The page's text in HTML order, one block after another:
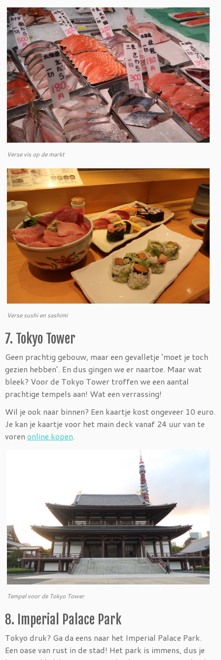
Verse vis op de markt
Verse sushi en sashimi
7. Tokyo Tower
Geen prachtig gebouw, maar een gevalletje ‘moet je toch
gezien hebben’. En dus gingen we er naartoe. Maar wat
bleek? Voor de Tokyo Tower troffen we een aantal
prachtige tempels aan! Wat een verrassing!
Wil je ook naar binnen? Een kaartje kost ongeveer 10 euro.
Je kan je kaartje voor het main deck vanaf 24 uur van te
voren online kopen
Tempel voor de Tokyo Tower
8. Imperial Palace Park
Tokyo druk? Ga da eens naar het Imperial Palace Park.
Een oase van rust in de stad! Het park is immens, dus je